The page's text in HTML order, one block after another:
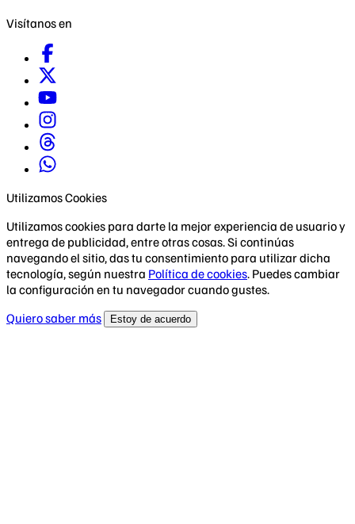
Visítanos en
Utilizamos Cookies
Utilizamos cookies para darte la mejor experiencia de usuario y
entrega de publicidad, entre otras cosas. Si continúas
navegando el sitio, das tu consentimiento para utilizar dicha
tecnología, según nuestra Política de cookies. Puedes cambiar
la configuración en tu navegador cuando gustes.
Quiero saber más
Estoy de acuerdo